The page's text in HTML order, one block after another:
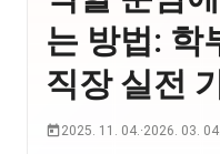
는 방법: 학
직장 실전
2025. 11. 04.·2026. 03. 04.